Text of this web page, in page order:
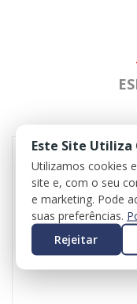
Volante para
Referência:
Ano: 2016
Valor do iva incluído
Valor do
Este Site Utiliza
Utilizamos cookies
site e, com o seu
e marketing. Pode
suas preferências.
Rejeitar